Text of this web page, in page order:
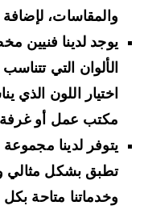
والمقاسات، لإضافة
يوجد لدينا فنيين
الألوان التي تتناسب
اختيار اللون الذي
مكتب عمل أو غرفة
يتوفر لدينا مجموعة من
تطبق بشكل مثالي
وخدماتنا متاحة بكل